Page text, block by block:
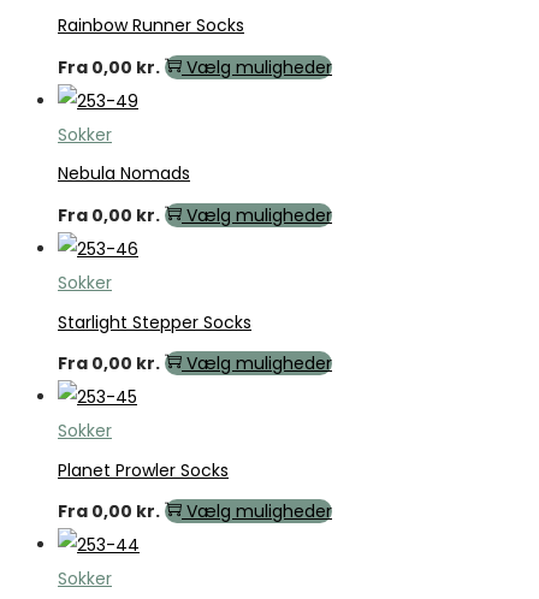
Rainbow Runner Socks
Fra 0,00 kr. Vælg muligheder
Sokker
Nebula Nomads
Fra 0,00 kr. Vælg muligheder
Sokker
Starlight Stepper Socks
Fra 0,00 kr. Vælg muligheder
Sokker
Planet Prowler Socks
Fra 0,00 kr. Vælg muligheder
Sokker